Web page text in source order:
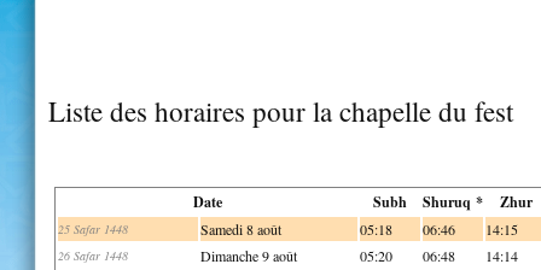
Liste des horaires pour la chapelle du fest
Date Subh Shuruq * Zhur
25 Safar 1448 Samedi 8 août 05:18 06:46 14:15
26 Safar 1448 Dimanche 9 août 05:20 06:48 14:14